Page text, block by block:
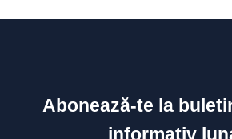
Abonează-te la
informativ